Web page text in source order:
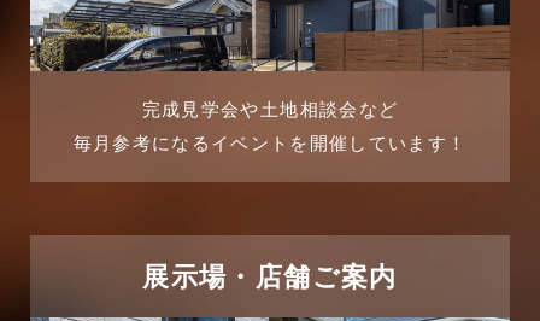
よくある質問
リフォーム-ブログ
三郷中央駅店-ブログ
2025年8月
2025年6月
完成見学会や土地相談会など
毎月参考になるイベントを開催しています！
展示場・店舗ご案内